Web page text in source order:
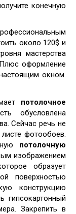
конечную
около 120$ и
мастерства
оформление
окном.
потолочное
обусловлена
Сейчас речь не
фотообоев.
потолочную
изображением
образует
поверхностью
конструкцию
гипсокартонный
Закрепить в